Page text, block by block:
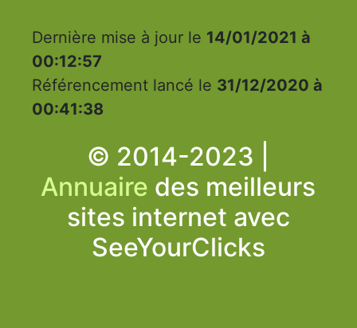
Dernière mise à jour le 14/01/2021 à
00:12:57
Référencement lancé le 31/12/2020 à
00:41:38
© 2014-2023 |
Annuaire des meilleurs
sites internet avec
SeeYourClicks